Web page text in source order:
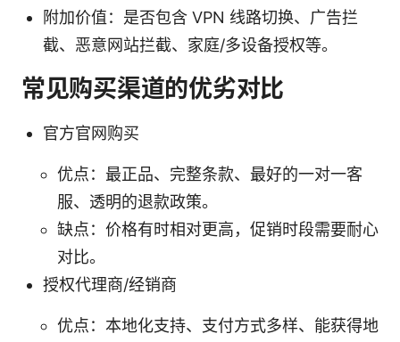
附加价值：是否包含 VPN 线路切换、广告拦
截、恶意网站拦截、家庭/多设备授权等。
常见购买渠道的优劣对比
官方官网购买
优点：最正品、完整条款、最好的一对一客
服、透明的退款政策。
缺点：价格有时相对更高，促销时段需要耐心
对比。
授权代理商/经销商
优点：本地化支持、支付方式多样、能获得地